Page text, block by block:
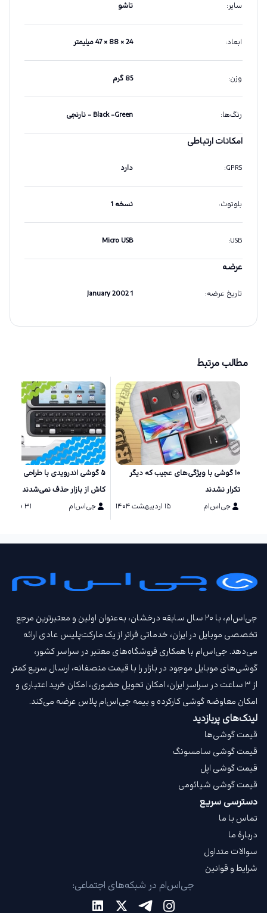
سایر: تاشو
ابعاد: 24 × 88 × 47 میلیمتر
وزن: 85 گرم
رنگ‌ها: Black -Green - نارنجی
امکانات ارتباطی
GPRS
: دارد
بلوتوث: نسخه 1
USB
:
Micro USB
عرضه
تاریخ عرضه:
1 January 2002
مطالب مرتبط
۱۰ گوشی‌ با ویژگی‌های عجیب که دیگر
تکرار نشدند
جی‌اس‌ام
۱۵ اردیبهشت ۱۴۰۴
۵ گوشی اندرویدی با طراحی خاص
کاش از بازار حذف نمی‌شدند
جی‌اس‌ام
۳۱ فروردین ۱۴۰۴
جی‌اس‌ام، با ۲۰ سال سابقه درخشان، به‌عنوان اولین و معتبرترین مرجع
تخصصی موبایل در ایران، خدماتی فراتر از یک مارکت‌پلیس عادی ارائه
می‌دهد. جی‌اس‌ام با همکاری فروشگاه‌های معتبر در سراسر کشور،
گوشی‌های موبایل موجود در بازار را با قیمت‌ منصفانه، ارسال سریع کمتر
از ۳ ساعت در سراسر ایران، امکان تحویل حضوری، امکان خرید اعتباری و
امکان معاوضه گوشی کارکرده و بیمه جی‌اس‌ام‌ پلاس عرضه می‌کند.
لینک‌های پربازدید
قیمت گوشی‌ها
قیمت گوشی سامسونگ
قیمت گوشی اپل
قیمت گوشی شیائومی
دسترسی سریع
تماس با ما
دربارهٔ ما
سوالات متداول
شرایط و قوانین
جی‌اس‌ام در شبکه‌های اجتماعی: